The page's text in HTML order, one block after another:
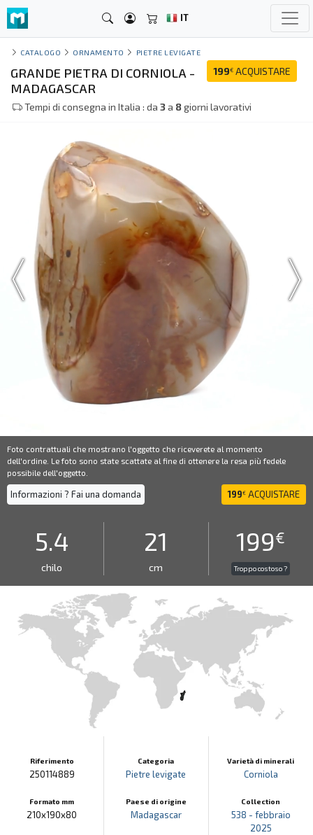
IT
CATALOGO ORNAMENTO PIETRE LEVIGATE
199€ ACQUISTARE
GRANDE PIETRA DI CORNIOLA -
MADAGASCAR
Tempi di consegna in Italia : da 3a 8giorni lavorativi
Foto contrattuali che mostrano l'oggetto che riceverete al momento
dell'ordine. Le foto sono state scattate al fine di ottenere la resa più fedele
possibile dell'oggetto.
Informazioni ? Fai una domanda 199€ ACQUISTARE
5.4
chilo
21
cm
199€
Troppo costoso ?
Riferimento
250114889
Formato mm
210x190x80
Categoria
Pietre levigate
Paese di origine
Madagascar
Varietà di minerali
Corniola
Collection
538 - febbraio
2025